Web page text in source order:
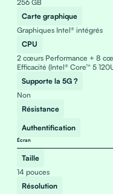
256 GB
Carte graphique
Graphiques Intel® intégrés
CPU
2 cœurs Performance + 8
Efficacité (Intel® Core™ 5
Supporte la 5G ?
Non
Résistance
Authentification
Écran
Taille
14 pouces
Résolution